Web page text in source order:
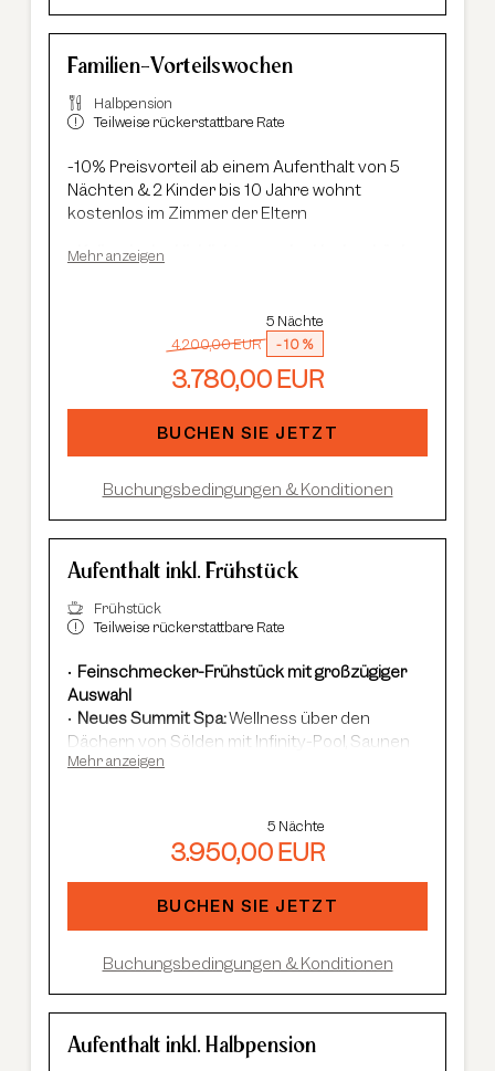
Familien-Vorteilswochen
Halbpension
Teilweise rückerstattbare Rate
-10% Preisvorteil ab einem Aufenthalt von 5
Nächten & 2 Kinder bis 10 Jahre wohnt
kostenlos im Zimmer der Eltern
Kulinarische Highlights aus der Haubenküche:
Wellness über den
Dächern von Sölden mit Infinity-Pool, Saunen
und Cardio Fitness
Adults Only Spa mit 7 Saunen & Dampfbädern
Im Sommer:kostenlose Summer Card, AREA
47 Eintritt, geführte Wanderungen etc.
Mehr anzeigen
5 Nächte
4.200,00 EUR
-10 %
3.780,00 EUR
BUCHEN SIE JETZT
Buchungsbedingungen & Konditionen
Aufenthalt inkl. Frühstück
Frühstück
Teilweise rückerstattbare Rate
Feinschmecker-Frühstück mit großzügiger
Auswahl
Neues Summit Spa:Wellness über den
Dächern von Sölden mit Infinity-Pool, Saunen
und Cardio Fitness
kostenlose Summer Card, AREA
47 Eintritt, geführte Wanderungen etc.
Mehr anzeigen
5 Nächte
3.950,00 EUR
BUCHEN SIE JETZT
Buchungsbedingungen & Konditionen
Aufenthalt inkl. Halbpension